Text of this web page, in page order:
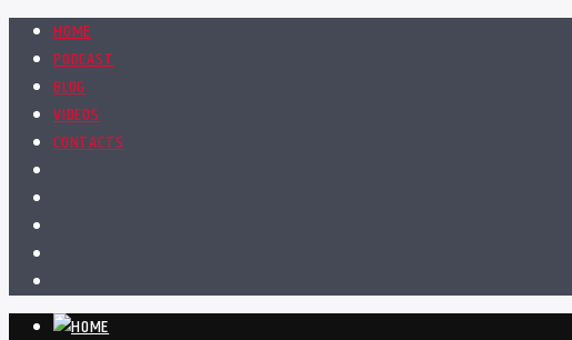
HOME
PODCAST
BLOG
VIDEOS
CONTACTS